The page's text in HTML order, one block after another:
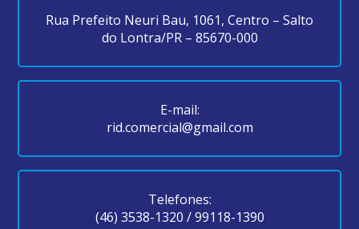
Rua Prefeito Neuri Bau, 1061, Centro – Salto
do Lontra/PR – 85670-000
E-mail:
rid.comercial@gmail.com
Telefones:
(46) 3538-1320 /99118-1390